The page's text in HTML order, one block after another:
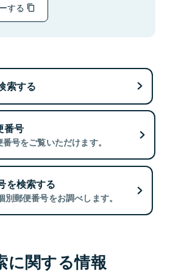
する
索する
番号
号をご覧いただけます。
を検索する
郵便番号をお調べします。
に関する情報